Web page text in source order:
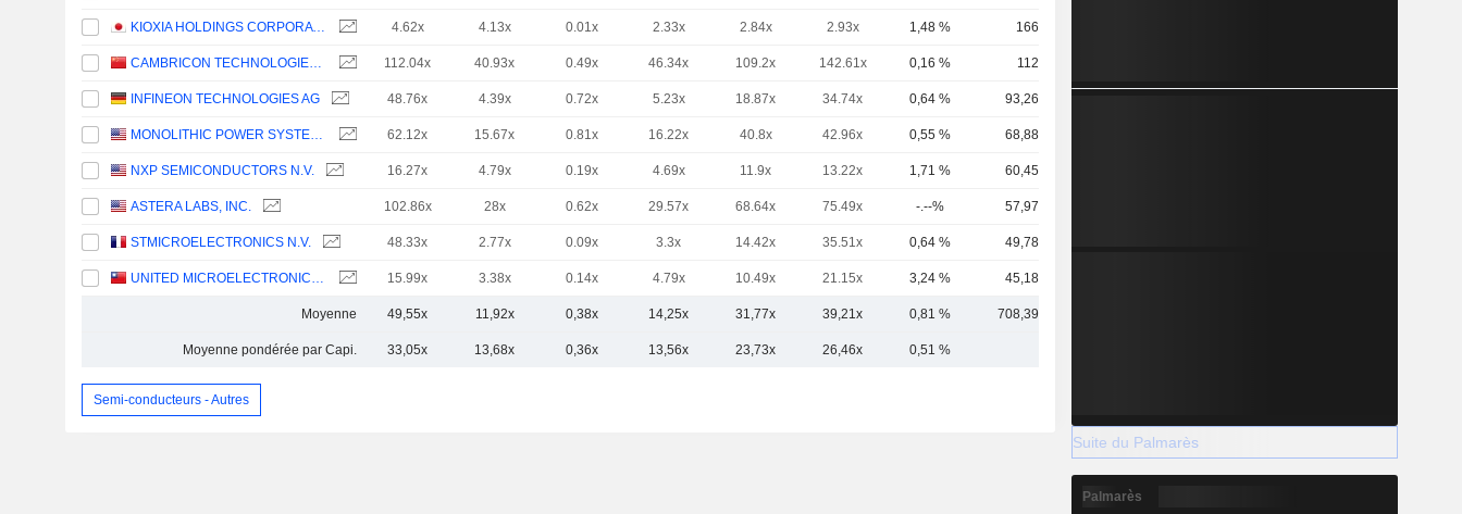
KIOXIA HOLDINGS CORPORATION 4.62x 4.13x 0.01x 2.33x 2.84x 2.93x 1,48 % 166 Md
CAMBRICON TECHNOLOGIES CORPORATION LIMITED 112.04x 40.93x 0.49x 46.34x 109.2x 142.61x 0,16 % 112 Md
INFINEON TECHNOLOGIES AG 48.76x 4.39x 0.72x 5.23x 18.87x 34.74x 0,64 % 93,26 Md
MONOLITHIC POWER SYSTEMS, INC. 62.12x 15.67x 0.81x 16.22x 40.8x 42.96x 0,55 % 68,88 Md
NXP SEMICONDUCTORS N.V. 16.27x 4.79x 0.19x 4.69x 11.9x 13.22x 1,71 % 60,45 Md
ASTERA LABS, INC. 102.86x 28x 0.62x 29.57x 68.64x 75.49x -.--% 57,97 Md
STMICROELECTRONICS N.V. 48.33x 2.77x 0.09x 3.3x 14.42x 35.51x 0,64 % 49,78 Md
UNITED MICROELECTRONICS CORPORATION 15.99x 3.38x 0.14x 4.79x 10.49x 21.15x 3,24 % 45,18 Md
Moyenne 49,55x 11,92x 0,38x 14,25x 31,77x 39,21x 0,81 % 708,39 Md
Moyenne pondérée par Capi. 33,05x 13,68x 0,36x 13,56x 23,73x 26,46x 0,51 %
Semi-conducteurs - Autres
Suite du Palmarès
Palmarès